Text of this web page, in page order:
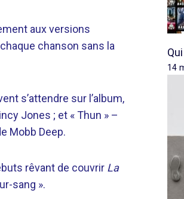
aux versions
chanson sans la
s’attendre sur l’album,
Jones ; et « Thun » –
Mobb Deep.
rêvant de couvrir La
sang ».
14